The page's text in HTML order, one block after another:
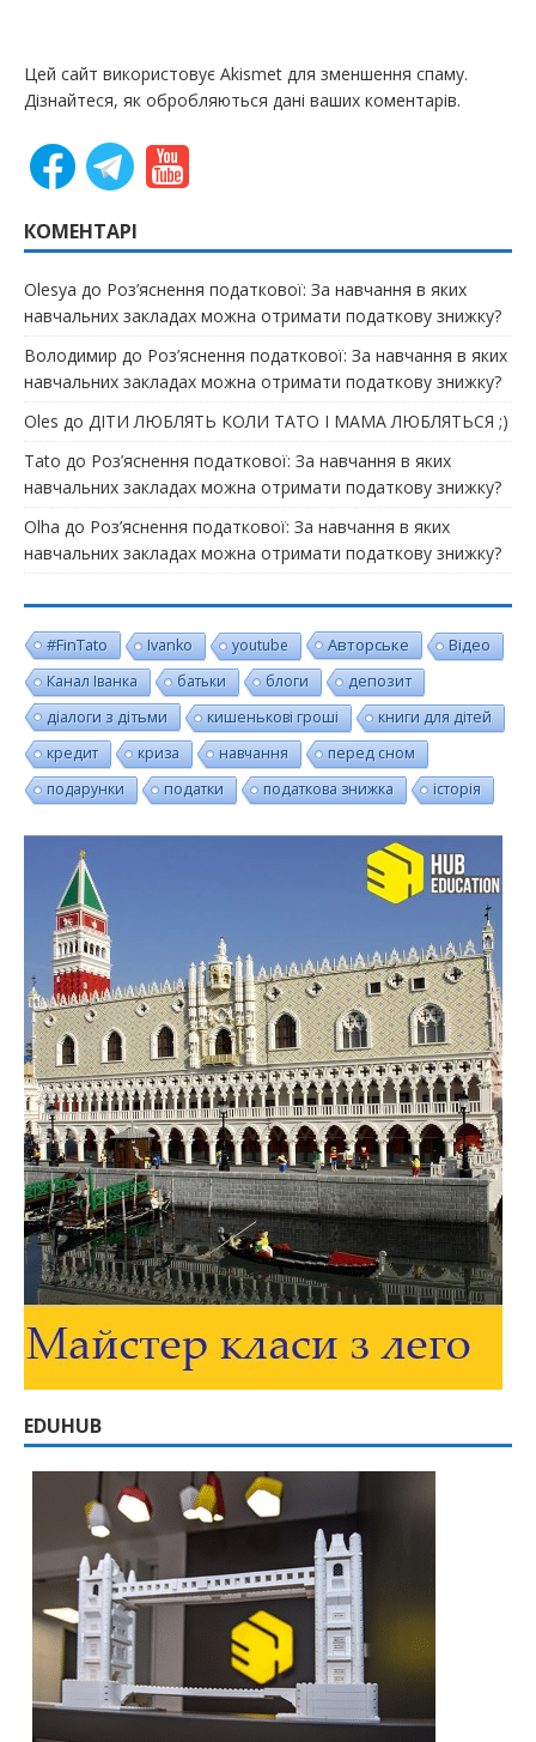
Цей сайт використовує Akismet для зменшення спаму.
Дізнайтеся, як обробляються дані ваших коментарів.
КОМЕНТАРІ
Olesya до Роз’яснення податкової: За навчання в яких
навчальних закладах можна отримати податкову знижку?
Володимир до Роз’яснення податкової: За навчання в яких
навчальних закладах можна отримати податкову знижку?
Oles до ДІТИ ЛЮБЛЯТЬ КОЛИ ТАТО І МАМА ЛЮБЛЯТЬСЯ ;)
Tato до Роз’яснення податкової: За навчання в яких
навчальних закладах можна отримати податкову знижку?
Olha до Роз’яснення податкової: За навчання в яких
навчальних закладах можна отримати податкову знижку?
#FinTato Ivanko youtube Авторське
Відео
Канал Іванка
батьки блоги депозит
діалоги з дітьми кишенькові гроші
книги для дітей
кредит
криза навчання
перед сном
подарунки
податки податкова знижка історія
EDUHUB